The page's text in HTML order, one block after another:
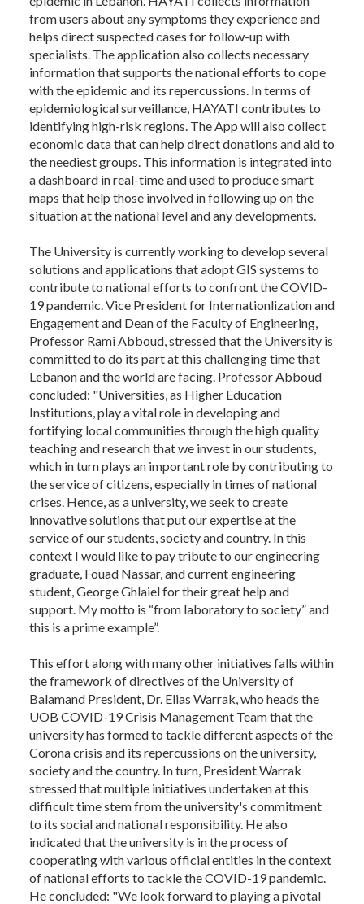
from users about any symptoms they experience and
helps direct suspected cases for follow-up with
specialists. The application also collects necessary
information that supports the national efforts to cope
with the epidemic and its repercussions. In terms of
epidemiological surveillance, HAYATI contributes to
identifying high-risk regions. The App will also collect
economic data that can help direct donations and aid to
the neediest groups. This information is integrated into
a dashboard in real-time and used to produce smart
maps that help those involved in following up on the
situation at the national level and any developments.
The University is currently working to develop several
solutions and applications that adopt GIS systems to
contribute to national efforts to confront the COVID-
19 pandemic. Vice President for Internationlization and
Engagement and Dean of the Faculty of Engineering,
Professor Rami Abboud, stressed that the University is
committed to do its part at this challenging time that
Lebanon and the world are facing. Professor Abboud
concluded: "Universities, as Higher Education
Institutions, play a vital role in developing and
fortifying local communities through the high quality
teaching and research that we invest in our students,
which in turn plays an important role by contributing to
the service of citizens, especially in times of national
crises. Hence, as a university, we seek to create
innovative solutions that put our expertise at the
service of our students, society and country. In this
context I would like to pay tribute to our engineering
graduate, Fouad Nassar, and current engineering
student, George Ghlaiel for their great help and
support. My motto is “from laboratory to society” and
this is a prime example”.
This effort along with many other initiatives falls within
the framework of directives of the University of
Balamand President, Dr. Elias Warrak, who heads the
UOB COVID-19 Crisis Management Team that the
university has formed to tackle different aspects of the
Corona crisis and its repercussions on the university,
society and the country. In turn, President Warrak
stressed that multiple initiatives undertaken at this
difficult time stem from the university's commitment
to its social and national responsibility. He also
indicated that the university is in the process of
cooperating with various official entities in the context
of national efforts to tackle the COVID-19 pandemic.
He concluded: "We look forward to playing a pivotal